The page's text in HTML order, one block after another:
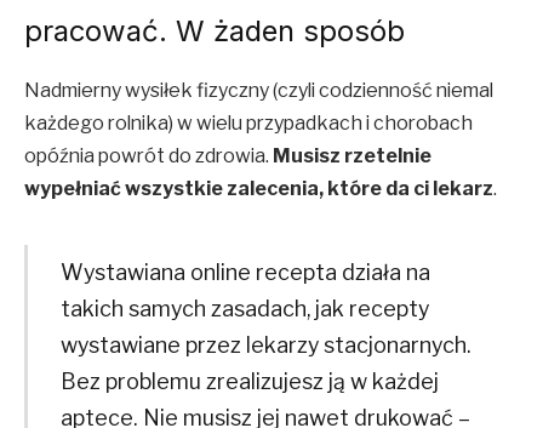
pracować. W żaden sposób
Nadmierny wysiłek fizyczny (czyli codzienność niemal
każdego rolnika) w wielu przypadkach i chorobach
opóźnia powrót do zdrowia. Musisz rzetelnie
wypełniać wszystkie zalecenia, które da ci lekarz.
Wystawiana online recepta działa na
takich samych zasadach, jak recepty
wystawiane przez lekarzy stacjonarnych.
Bez problemu zrealizujesz ją w każdej
aptece. Nie musisz jej nawet drukować –